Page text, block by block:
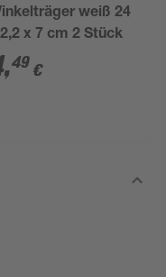
weiß 24
x 7 cm 2 Stück
,49 €